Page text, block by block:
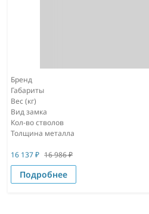
Бренд
Габариты
Вес (кг)
Вид замка
Кол-во стволов
Толщина металла
16 137₽ 16 986₽
Подробнее